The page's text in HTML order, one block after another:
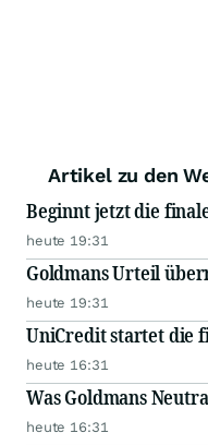
Artikel zu den
Beginnt jetzt die
heute 19:31
Goldmans Urteil
heute 19:31
UniCredit startet die
heute 16:31
Was Goldmans
heute 16:31